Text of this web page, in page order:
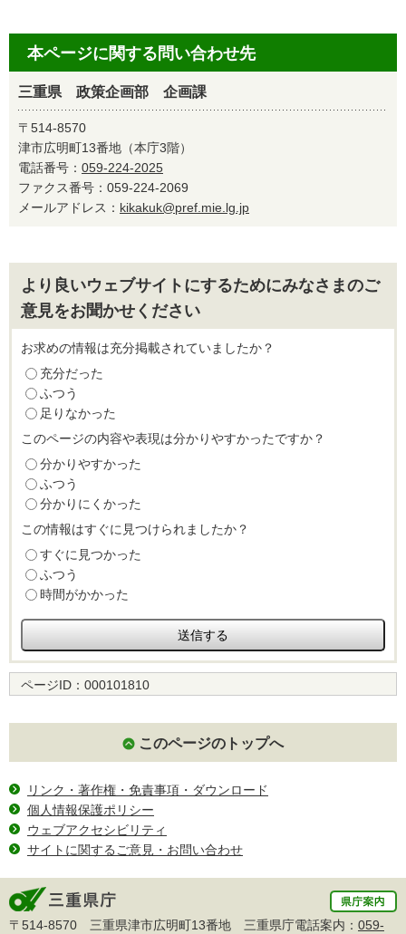
本ページに関する問い合わせ先
三重県 政策企画部 企画課
〒514-8570
津市広明町13番地（本庁3階）
電話番号： 059-224-2025
ファクス番号：059-224-2069
メールアドレス： kikakuk@pref.mie.lg.jp
より良いウェブサイトにするためにみなさまのご
意見をお聞かせください
お求めの情報は充分掲載されていましたか？
充分だった
ふつう
足りなかった
このページの内容や表現は分かりやすかったですか？
分かりやすかった
ふつう
分かりにくかった
この情報はすぐに見つけられましたか？
すぐに見つかった
ふつう
時間がかかった
ページID： 000101810
このページのトップへ
リンク・著作権・免責事項・ダウンロード
個人情報保護ポリシー
ウェブアクセシビリティ
サイトに関するご意見・お問い合わせ
〒514-8570 三重県津市広明町13番地 三重県庁電話案内： 059-